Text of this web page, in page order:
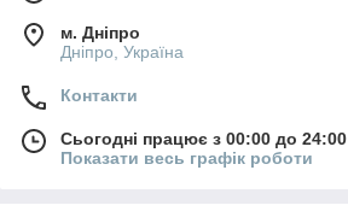
м. Дніпро
Дніпро, Україна
Контакти
Сьогодні працює з 00:00 до 24:00
Показати весь графік роботи